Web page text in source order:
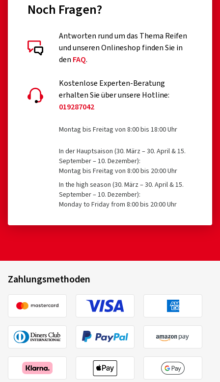
Noch Fragen?
Antworten rund um das Thema Reifen
und unseren Onlineshop finden Sie in
den FAQ.
Kostenlose Experten-Beratung
erhalten Sie über unsere Hotline:
019287042
Montag bis Freitag von 8:00 bis 18:00 Uhr
In der Hauptsaison (30. März – 30. April & 15.
September – 10. Dezember):
Montag bis Freitag von 8:00 bis 20:00 Uhr
In the high season (30. März – 30. April & 15.
September – 10. Dezember):
Monday to Friday from 8:00 bis 20:00 Uhr
Zahlungsmethoden